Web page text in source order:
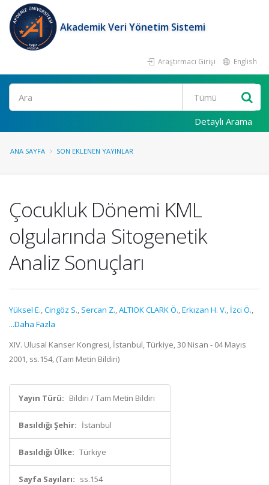
Akademik Veri Yönetim Sistemi
Araştırmacı Girişi English
Ara
Detaylı Arama
ANA SAYFA SON EKLENEN YAYINLAR
Çocukluk Dönemi KML
olgularında Sitogenetik
Analiz Sonuçları
Yüksel E.,Cingöz S., Sercan Z.,ALTIOK CLARK Ö.,Erkızan H. V., İzci Ö.,
...Daha Fazla
XIV. Ulusal Kanser Kongresi, İstanbul, Türkiye, 30 Nisan - 04 Mayıs
2001, ss.154, (Tam Metin Bildiri)
Yayın Türü: Bildiri / Tam Metin Bildiri
Basıldığı Şehir: İstanbul
Basıldığı Ülke: Türkiye
Sayfa Sayıları: ss.154